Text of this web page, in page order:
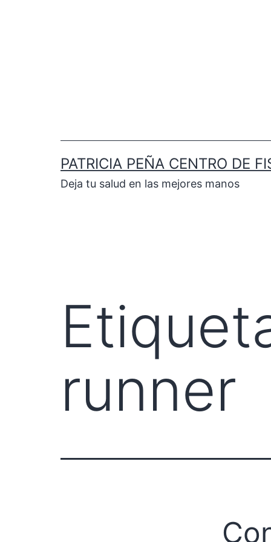
PATRICIA PEÑA CENTRO DE
Deja tu salud en las mejores manos
runner